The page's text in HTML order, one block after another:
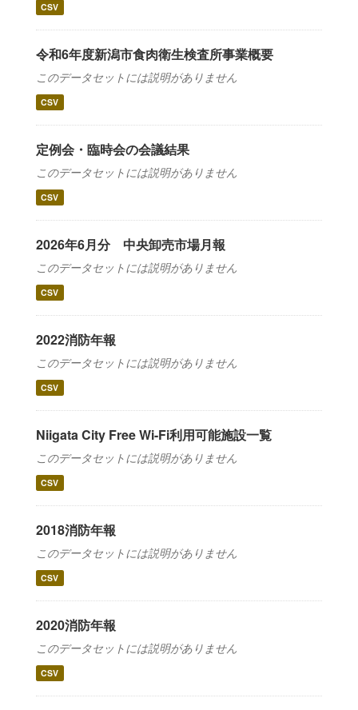
CSV
令和6年度新潟市食肉衛生検査所事業概要
このデータセットには説明がありません
CSV
定例会・臨時会の会議結果
このデータセットには説明がありません
CSV
2026年6月分 中央卸売市場月報
このデータセットには説明がありません
CSV
2022消防年報
このデータセットには説明がありません
CSV
Niigata City Free Wi-Fi利用可能施設一覧
このデータセットには説明がありません
CSV
2018消防年報
このデータセットには説明がありません
CSV
2020消防年報
このデータセットには説明がありません
CSV